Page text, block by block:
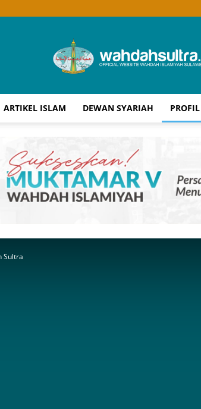
Wahdah
Islamiyah
ARTIKEL ISLAM DEWAN SYARIAH PROFIL
Sultra